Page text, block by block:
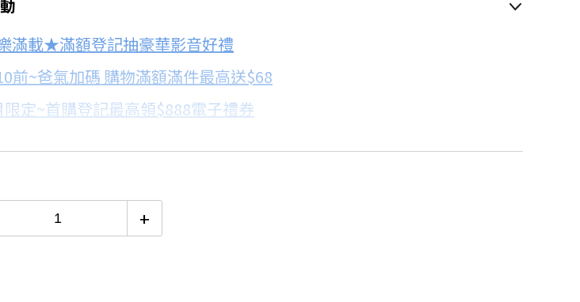
分期
期數
0利率
每期金額
$5,633
$1,506
配合銀行/業者
18家銀行/業者
滿載★滿額登記抽豪華影音好禮
前~爸氣加碼 購物滿額滿件最高送$68
限定~首購登記最高領$888電子禮券
信用卡分期0利率滿額享回饋
首選！13-15KG洗衣機評比→點我看達人教你買
+